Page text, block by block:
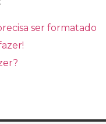
ser formatado